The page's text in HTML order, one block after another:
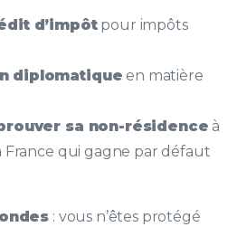
d’impôtpour impôts
diplomatique en matière
sa non-résidence à
France qui gagne par défaut
: vous n’êtes protégé